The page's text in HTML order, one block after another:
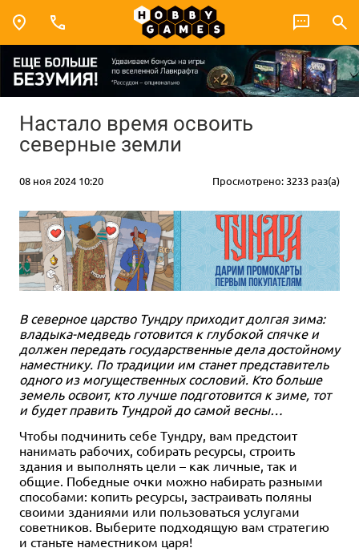
Настало время освоить
северные земли
08 ноя 2024 10:20 Просмотрено: 3233 раз(а)
В северное царство Тундру приходит долгая зима:
владыка-медведь готовится к глубокой спячке и
должен передать государственные дела достойному
наместнику. По традиции им станет представитель
одного из могущественных сословий. Кто больше
земель освоит, кто лучше подготовится к зиме, тот
и будет править Тундрой до самой весны…
Чтобы подчинить себе Тундру, вам предстоит
нанимать рабочих, собирать ресурсы, строить
здания и выполнять цели – как личные, так и
общие. Победные очки можно набирать разными
способами: копить ресурсы, застраивать поляны
своими зданиями или пользоваться услугами
советников. Выберите подходящую вам стратегию
и станьте наместником царя!